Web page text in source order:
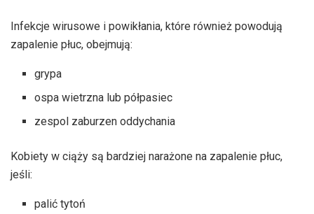
Infekcje wirusowe i powikłania, które również powodują
zapalenie płuc, obejmują:
grypa
ospa wietrzna lub półpasiec
zespol zaburzen oddychania
Kobiety w ciąży są bardziej narażone na zapalenie płuc,
jeśli:
palić tytoń